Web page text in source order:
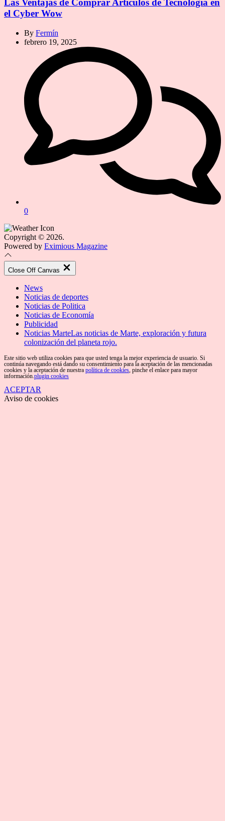
Las Ventajas de Comprar Artículos de Tecnología en
el Cyber Wow
By Fermín
febrero 19, 2025
0
Copyright © 2026.
Powered by Eximious Magazine
Close Off Canvas
News
Noticias de deportes
Noticias de Politica
Noticias de Economía
Publicidad
Noticias MarteLas noticias de Marte, exploración y futura
colonización del planeta rojo.
Este sitio web utiliza cookies para que usted tenga la mejor experiencia de usuario. Si
continúa navegando está dando su consentimiento para la aceptación de las mencionadas
cookies y la aceptación de nuestra política de cookies , pinche el enlace para mayor
información. plugin cookies
ACEPTAR
Aviso de cookies